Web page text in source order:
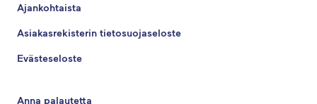
Ajankohtaista
Asiakasrekisterin tietosuojaseloste
Evästeseloste
Anna palautetta